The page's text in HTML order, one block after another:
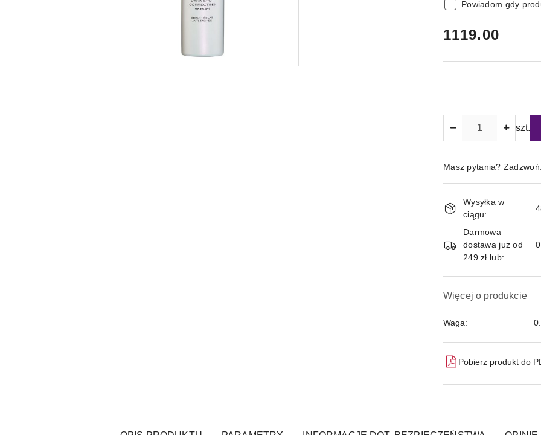
Powiadom gdy
cena:
1119.00
szt.
Masz pytania?
i
dostawa
Wysyłka w
ciągu:
Darmowa
dostawa już od
249 zł lub:
0
Więcej o produkcie
Waga:
Pobierz produkt do